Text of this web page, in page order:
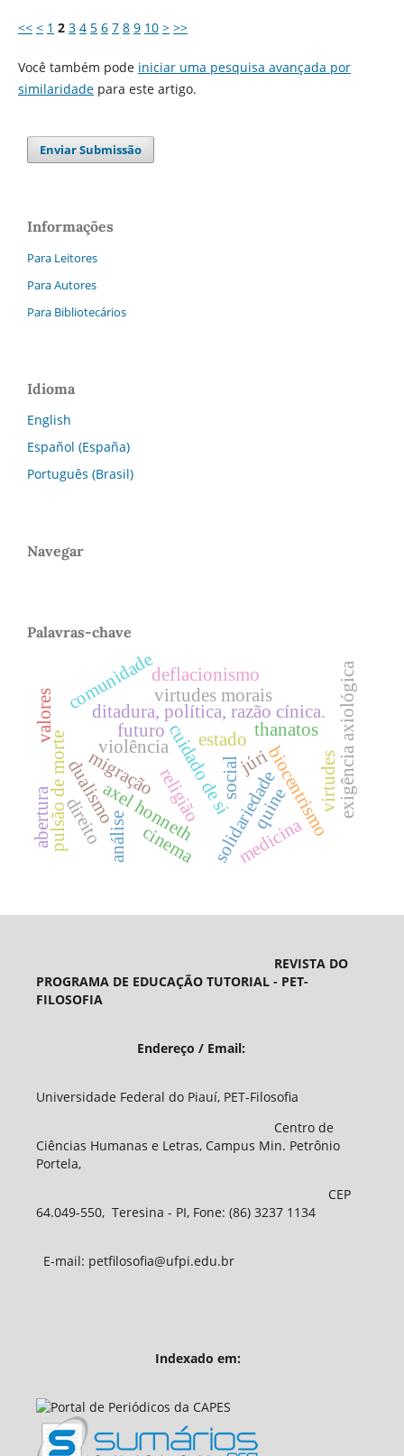
<< < 1 2 3 4 5 6 7 8 9 10 > >>
Você também pode iniciar uma pesquisa avançada por
similaridadepara este artigo.
Enviar Submissão
Informações
Para Leitores
Para Autores
Para Bibliotecários
Idioma
English
Español (España)
Português (Brasil)
Navegar
Palavras-chave
cuidado de si
violência
ditadura, política, razão cínica.
axel honneth solidariedade
estado
comunidade
biocentrismo
virtudes morais
religião
medicina
dualismo
pulsão de morte
thanatos exigência axiológica
futuro
valores
abertura análise
social
quine
deflacionismo
migração
direito
virtudes
júri
cinema
REVISTA DO
PROGRAMA DE EDUCAÇÃO TUTORIAL - PET-
FILOSOFIA
Endereço / Email:
Universidade Federal do Piauí, PET-Filosofia
Centro de
Ciências Humanas e Letras, Campus Min. Petrônio
Portela,
CEP
64.049-550, Teresina - PI, Fone: (86) 3237 1134
E-mail: petfilosofia@ufpi.edu.br
Indexado em: